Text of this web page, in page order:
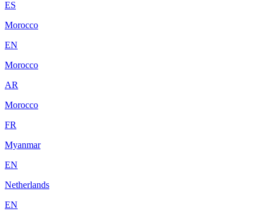
ES
Morocco
EN
Morocco
AR
Morocco
FR
Myanmar
EN
Netherlands
EN